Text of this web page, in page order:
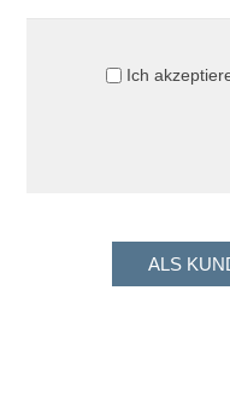
Ich